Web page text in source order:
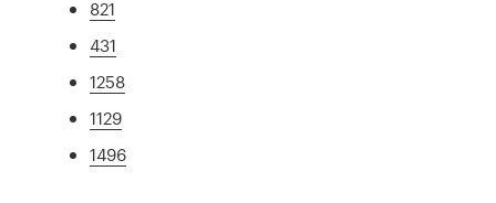
821
431
1258
1129
1496